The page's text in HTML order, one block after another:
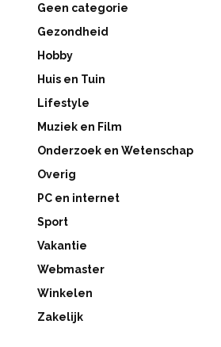
Geen categorie
Gezondheid
Hobby
Huis en Tuin
Lifestyle
Muziek en Film
Onderzoek en Wetenschap
Overig
PC en internet
Sport
Vakantie
Webmaster
Winkelen
Zakelijk